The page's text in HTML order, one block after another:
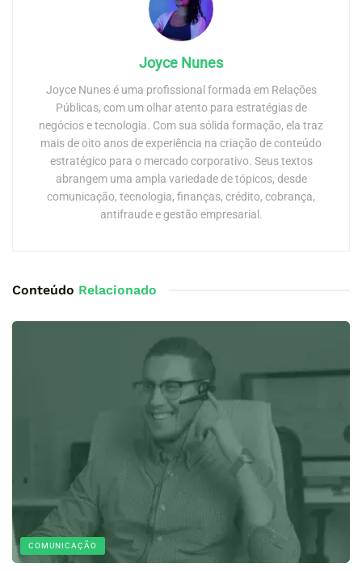
Joyce Nunes
Joyce Nunes é uma profissional formada em Relações
Públicas, com um olhar atento para estratégias de
negócios e tecnologia. Com sua sólida formação, ela traz
mais de oito anos de experiência na criação de conteúdo
estratégico para o mercado corporativo. Seus textos
abrangem uma ampla variedade de tópicos, desde
comunicação, tecnologia, finanças, crédito, cobrança,
antifraude e gestão empresarial.
Conteúdo Relacionado
COMUNICAÇÃO